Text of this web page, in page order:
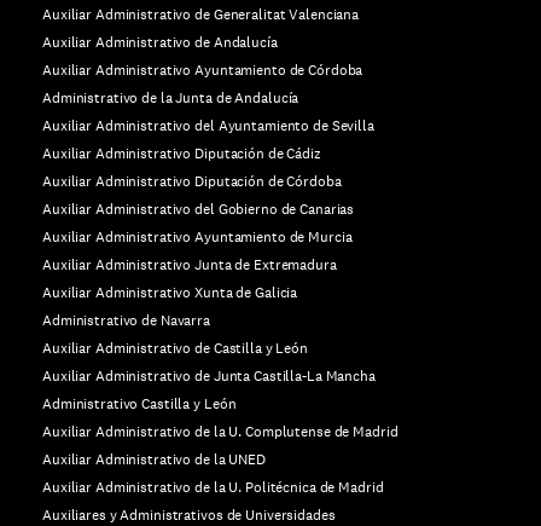
Auxiliar Administrativo de Generalitat Valenciana
Auxiliar Administrativo de Andalucía
Auxiliar Administrativo Ayuntamiento de Córdoba
Administrativo de la Junta de Andalucía
Auxiliar Administrativo del Ayuntamiento de Sevilla
Auxiliar Administrativo Diputación de Cádiz
Auxiliar Administrativo Diputación de Córdoba
Auxiliar Administrativo del Gobierno de Canarias
Auxiliar Administrativo Ayuntamiento de Murcia
Auxiliar Administrativo Junta de Extremadura
Auxiliar Administrativo Xunta de Galicia
Administrativo de Navarra
Auxiliar Administrativo de Castilla y León
Auxiliar Administrativo de Junta Castilla-La Mancha
Administrativo Castilla y León
Auxiliar Administrativo de la U. Complutense de Madrid
Auxiliar Administrativo de la UNED
Auxiliar Administrativo de la U. Politécnica de Madrid
Auxiliares y Administrativos de Universidades